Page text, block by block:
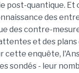
post-quantique. Et
des
des contre-
et des
cette enquête,
sondés - leur